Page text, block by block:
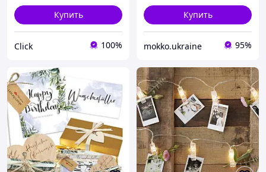
Купить
Click 100%
Купить
mokko.ukraine 95%